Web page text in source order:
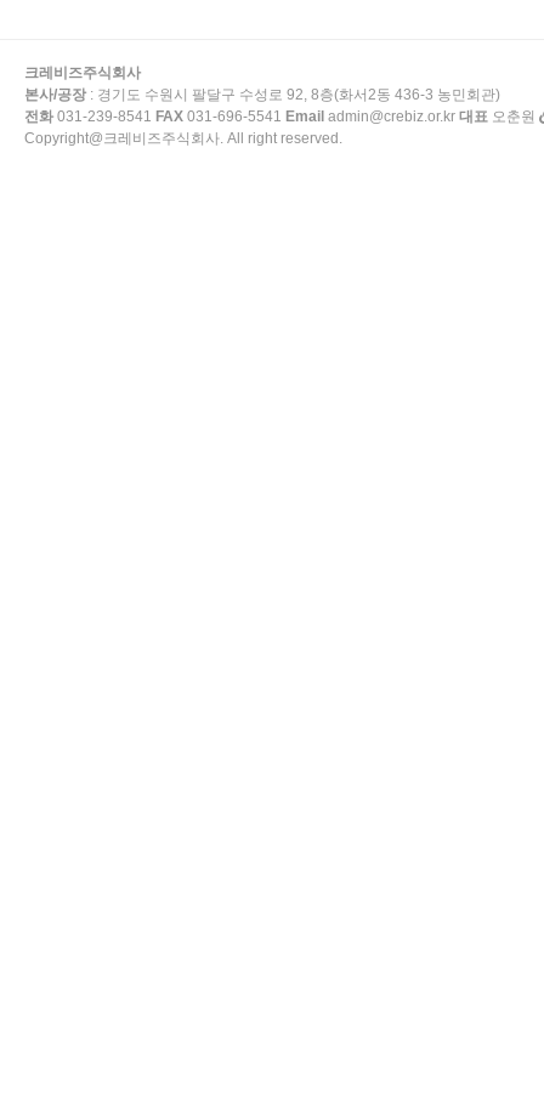
크레비즈주식회사
본사/공장 : 경기도 수원시 팔달구 수성로 92, 8층(화서2동 436-3 농민회관)
전화 031-239-8541 FAX 031-696-5541 Email admin@crebiz.or.kr 대표 오춘원
Copyright@크레비즈주식회사. All right reserved.